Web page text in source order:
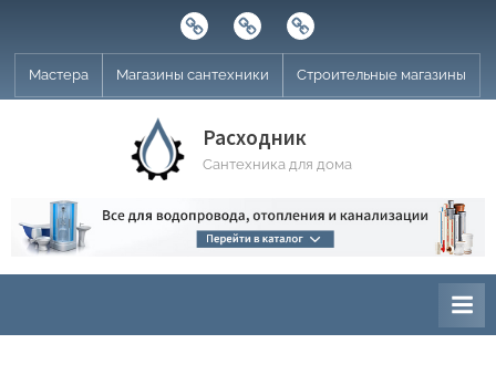
content
Строительные
магазины
МастераМагазины
сантехники
Мастера Магазины сантехники Строительные магазины
Расходник
Сантехника для дома